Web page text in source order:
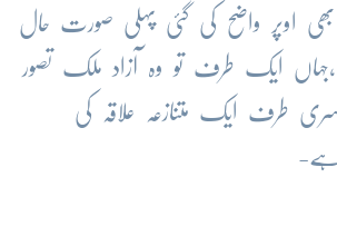
بھی اوپر واضح کی گئی پہلی صورت حال
ایک طرف تو وہ آزاد ملک تصور
طرف ایک متنازعہ علاقہ کی
ہے-